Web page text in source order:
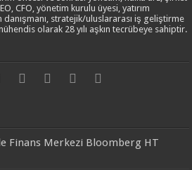
CFO, yönetim kurulu üyesi, yatırım
danışmanı, stratejik/uluslararası iş geliştirme
olarak 28 yılı aşkın tecrübeye sahiptir.
Finans Merkezi Bloomberg HT